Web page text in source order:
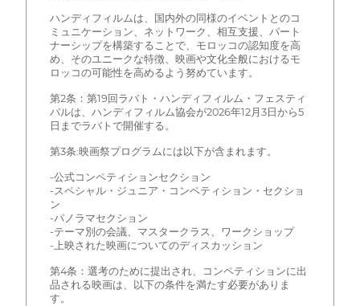
ハンディフィルムは、国内外の同様のイベントとのコ
ミュニケーション、ネットワーク、相互支援、パート
ナーシップを構築することで、モロッコの認知度を高
め、そのユニークな特徴、映画や文化全般におけるモ
ロッコの可能性を高めるよう努めています。
第2条：第19回ラバト・ハンディフィルム・フェスティ
バルは、ハンディフィルム協会が2026年12月3日から5
日までラバトで開催する。
第3条:映画祭プログラムには以下が含まれます。
-公式コンペティションセクション
-スペシャル・ジュニア・コンペティション・セクショ
ン
-パノラマセクション
-テーマ別の会議、マスタークラス、ワークショップ
-上映された映画についてのディスカッション
第4条：選考のために提出され、コンペティションに出
品される映画は、以下の条件を満たす必要がありま
す。